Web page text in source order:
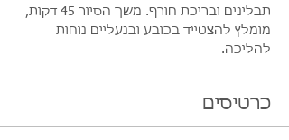
תבלינים ובריכת חורף. משך הסיור 45 דקות,
מומלץ להצטייד בכובע ובנעליים נוחות
להליכה.
כרטיסים